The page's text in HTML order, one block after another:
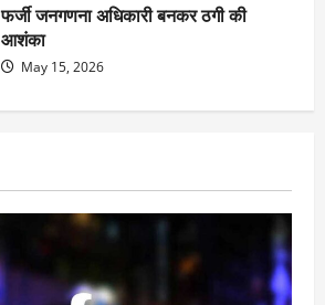
फर्जी जनगणना अधिकारी बनकर ठगी की
आशंका
May 15, 2026